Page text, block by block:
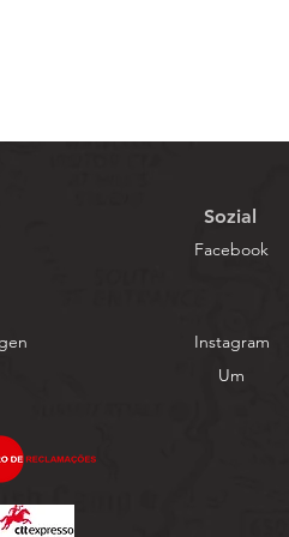
Sozial
Facebook
Instagram
Um